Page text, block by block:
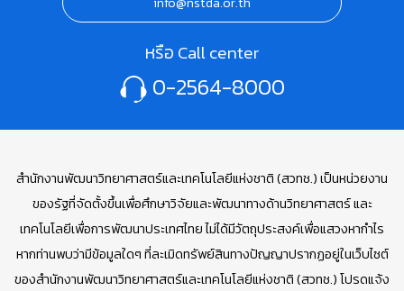
หรือ Call center
0-2564-8000
สำนักงานพัฒนาวิทยาศาสตร์และเทคโนโลยีแห่งชาติ (สวทช.) เป็นหน่วยงาน
ของรัฐที่จัดตั้งขึ้นเพื่อศึกษาวิจัยและพัฒนาทางด้านวิทยาศาสตร์ และ
เทคโนโลยีเพื่อการพัฒนาประเทศไทย ไม่ได้มีวัตถุประสงค์เพื่อแสวงหากำไร
หากท่านพบว่ามีข้อมูลใดๆ ที่ละเมิดทรัพย์สินทางปัญญาปรากฏอยู่ในเว็บไซต์
ของสำนักงานพัฒนาวิทยาศาสตร์และเทคโนโลยีแห่งชาติ (สวทช.) โปรดแจ้ง